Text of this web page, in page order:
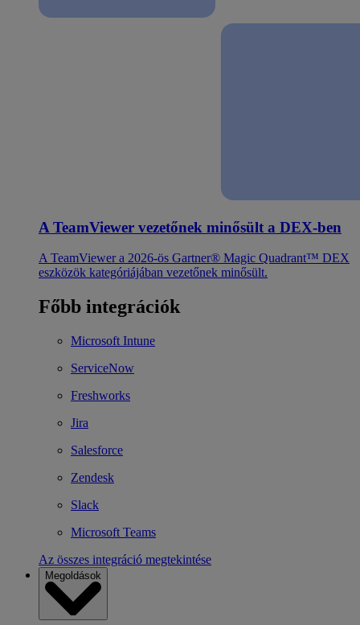
A TeamViewer vezetőnek minősült a DEX-ben
A TeamViewer a 2026-ös Gartner® Magic Quadrant™ DEX
eszközök kategóriájában vezetőnek minősült.
Főbb integrációk
Microsoft Intune
ServiceNow
Freshworks
Jira
Salesforce
Zendesk
Slack
Microsoft Teams
Az összes integráció megtekintése
Megoldások